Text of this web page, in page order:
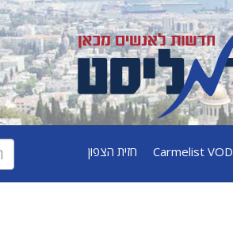
Carmelist VOD חזית הצפון